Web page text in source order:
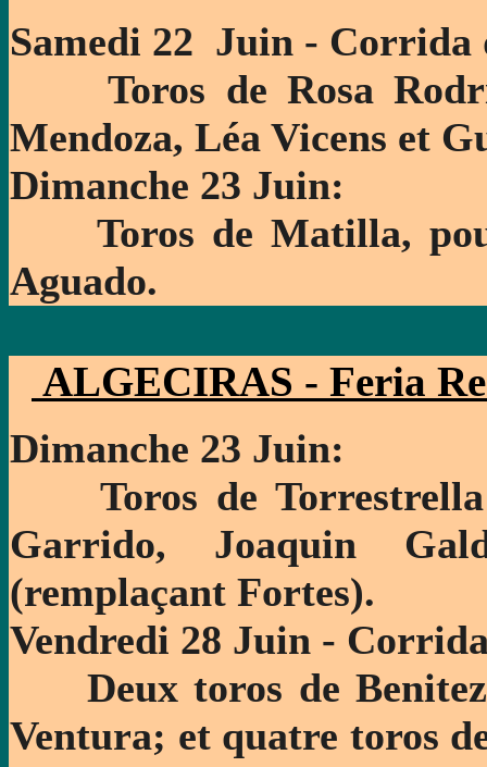
Samedi 22 Juin - Corrida
Toros de Rosa
Mendoza, Léa Vicens et
Dimanche 23 Juin:
Toros de Matilla,
Aguado.
ALGECIRAS - Feria
Dimanche 23 Juin:
Toros de Torrestrella
Garrido, Joaquin
(remplaçant Fortes).
Vendredi 28 Juin -
Deux toros de Benitez
Ventura; et quatre toros